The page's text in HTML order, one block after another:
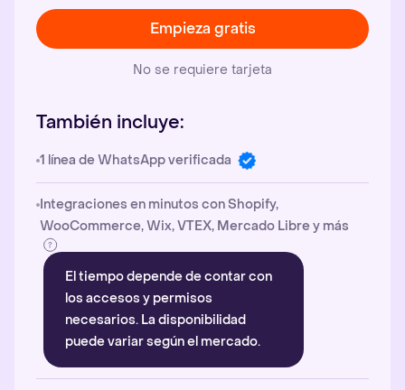
Empieza gratis
No se requiere tarjeta
También incluye:
1 línea de WhatsApp verificada
Integraciones en minutos con Shopify,
WooCommerce, Wix, VTEX, Mercado Libre y más
El tiempo depende de contar con
los accesos y permisos
necesarios. La disponibilidad
puede variar según el mercado.